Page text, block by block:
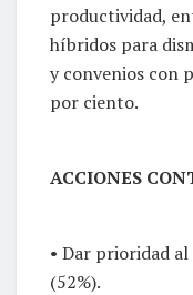
productividad,
híbridos para
y convenios con
por ciento.
ACCIONES
• Dar prioridad
(52%).